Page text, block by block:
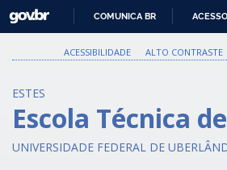
PARA
O
GOVBR
COMUNICA BR
ACESSIBILIDADE ALTO CONTRASTE
ESTES
Escola Técnica
UNIVERSIDADE FEDERAL DE